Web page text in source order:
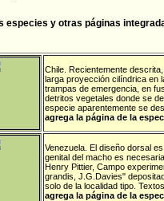
especies y otras páginas
Chile. Recientemente
larga proyección cilíndrica en
trampas de emergencia, en
detritos vegetales donde se
especie aparentemente se
agrega la página de la
Venezuela. El diseño dorsal
genital del macho es
Henry Pittier, Campo
grandis, J.G.Davies"
solo de la localidad tipo.
agrega la página de la